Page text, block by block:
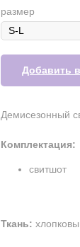
размер
Добавить
Демисезонный
Комплектация:
свитшот
Ткань: